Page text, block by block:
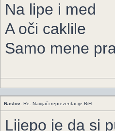
Na lipe i med
A oči caklile
Samo mene
Naslov: Re: Navijači reprezentacije BiH
Lijepo je da si